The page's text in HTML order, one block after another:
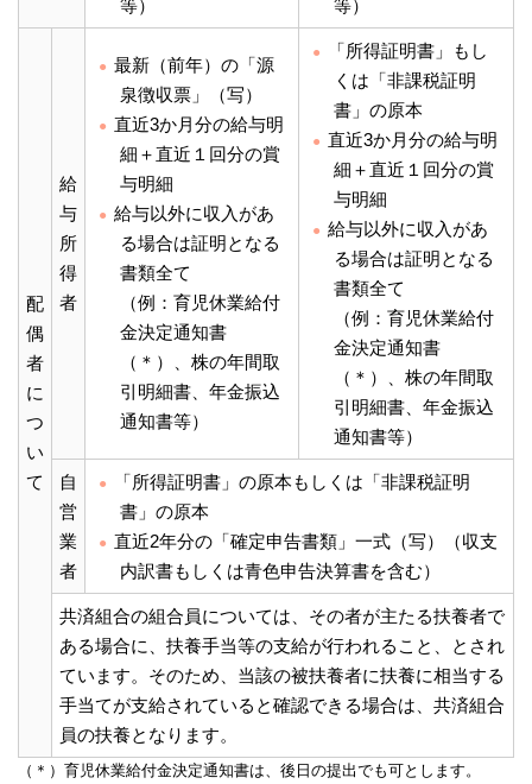
等） 等）
配
偶
者
に
つ
い
て
給
与
所
得
者
最新（前年）の「源
泉徴収票」（写）
直近3か月分の給与明
細＋直近１回分の賞
与明細
給与以外に収入があ
る場合は証明となる
書類全て
（例：育児休業給付
金決定通知書
（＊）、株の年間取
引明細書、年金振込
通知書等）
「所得証明書」もし
くは「非課税証明
書」の原本
直近3か月分の給与明
細＋直近１回分の賞
与明細
給与以外に収入があ
る場合は証明となる
書類全て
（例：育児休業給付
金決定通知書
（＊）、株の年間取
引明細書、年金振込
通知書等）
自
営
業
者
「所得証明書」の原本もしくは「非課税証明
書」の原本
直近2年分の「確定申告書類」一式（写）（収支
内訳書もしくは青色申告決算書を含む）
共済組合の組合員については、その者が主たる扶養者で
ある場合に、扶養手当等の支給が行われること、とされ
ています。そのため、当該の被扶養者に扶養に相当する
手当てが支給されていると確認できる場合は、共済組合
員の扶養となります。
（＊）育児休業給付金決定通知書は、後日の提出でも可とします。